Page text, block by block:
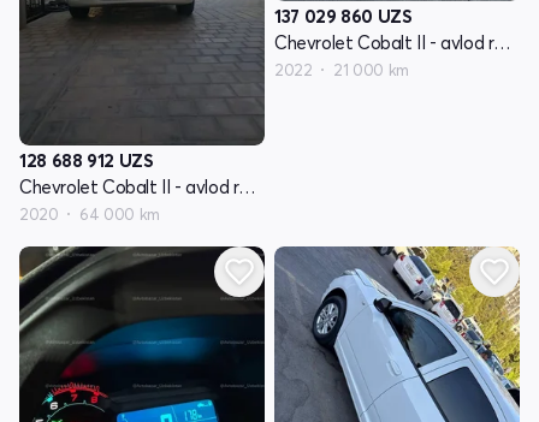
128 688 912 UZS
Chevrolet Cobalt II - avlod restyling
2020 64 000 km
137 029 860 UZS
Chevrolet Cobalt II - avlod restyling
2022 21 000 km